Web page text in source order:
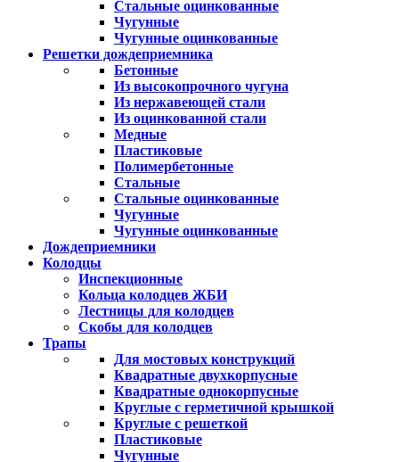
Стальные оцинкованные
Чугунные
Чугунные оцинкованные
Решетки дождеприемника
Бетонные
Из высокопрочного чугуна
Из нержавеющей стали
Из оцинкованной стали
Медные
Пластиковые
Полимербетонные
Стальные
Стальные оцинкованные
Чугунные
Чугунные оцинкованные
Дождеприемники
Колодцы
Инспекционные
Кольца колодцев ЖБИ
Лестницы для колодцев
Скобы для колодцев
Трапы
Для мостовых конструкций
Квадратные двухкорпусные
Квадратные однокорпусные
Круглые с герметичной крышкой
Круглые с решеткой
Пластиковые
Чугунные